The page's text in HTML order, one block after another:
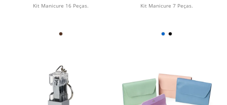
Kit Manicure 16 Peças. Kit Manicure 7 Peças.